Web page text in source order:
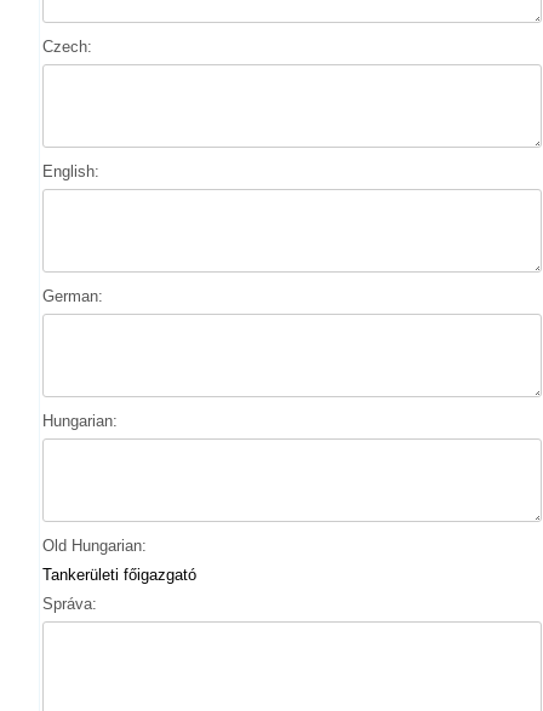
Czech:
English:
German:
Hungarian:
Old Hungarian:
Tankerületi főigazgató
Správa: